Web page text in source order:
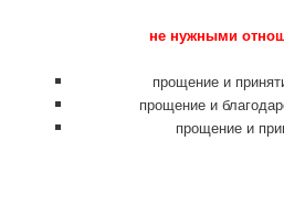
не нужными
прощение и
прощение и
прощение и